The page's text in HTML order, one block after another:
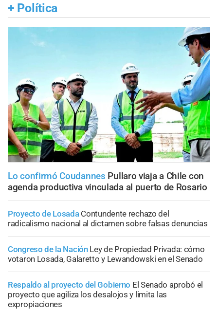
+ Política
Lo confirmó Coudannes Pullaro viaja a Chile con
agenda productiva vinculada al puerto de Rosario
Proyecto de Losada Contundente rechazo del
radicalismo nacional al dictamen sobre falsas denuncias
Congreso de la Nación Ley de Propiedad Privada: cómo
votaron Losada, Galaretto y Lewandowski en el Senado
Respaldo al proyecto del Gobierno El Senado aprobó el
proyecto que agiliza los desalojos y limita las
expropiaciones